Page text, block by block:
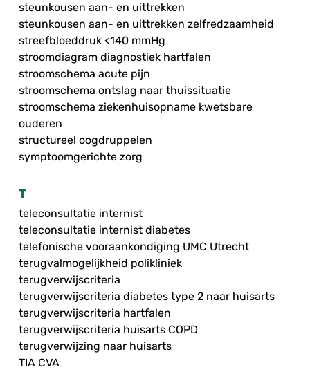
steunkousen aan- en uittrekken
steunkousen aan- en uittrekken zelfredzaamheid
streefbloeddruk <140 mmHg
stroomdiagram diagnostiek hartfalen
stroomschema acute pijn
stroomschema ontslag naar thuissituatie
stroomschema ziekenhuisopname kwetsbare
ouderen
structureel oogdruppelen
symptoomgerichte zorg
T
teleconsultatie internist
teleconsultatie internist diabetes
telefonische vooraankondiging UMC Utrecht
terugvalmogelijkheid polikliniek
terugverwijscriteria
terugverwijscriteria diabetes type 2 naar huisarts
terugverwijscriteria hartfalen
terugverwijscriteria huisarts COPD
terugverwijzing naar huisarts
TIA CVA